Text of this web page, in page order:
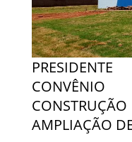
AMPLIAÇÃO